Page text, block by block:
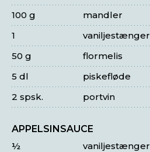
mandler
100 g
vaniljestænger
1
flormelis
50 g
piskefløde
5 dl
portvin
2 spsk.
APPELSINSAUCE
vaniljestænger
½